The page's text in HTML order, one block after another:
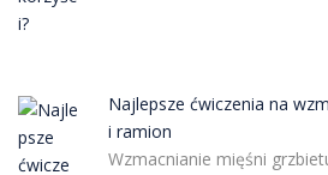
Najlepsze ćwiczenia na
i ramion
Wzmacnianie mięśni